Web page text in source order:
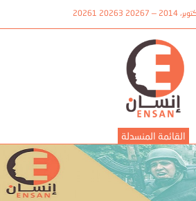
القائمة المنسدلة